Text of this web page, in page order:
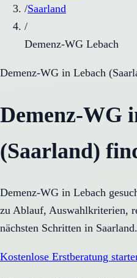
/Saarland
/
Demenz-WG Lebach
Demenz-WG in Lebach (
Demenz-WG
(Saarland)
Demenz-WG in Lebach
zu Ablauf, Auswahlkriterien,
nächsten Schritten in Saarland.
Kostenlose Erstberatung